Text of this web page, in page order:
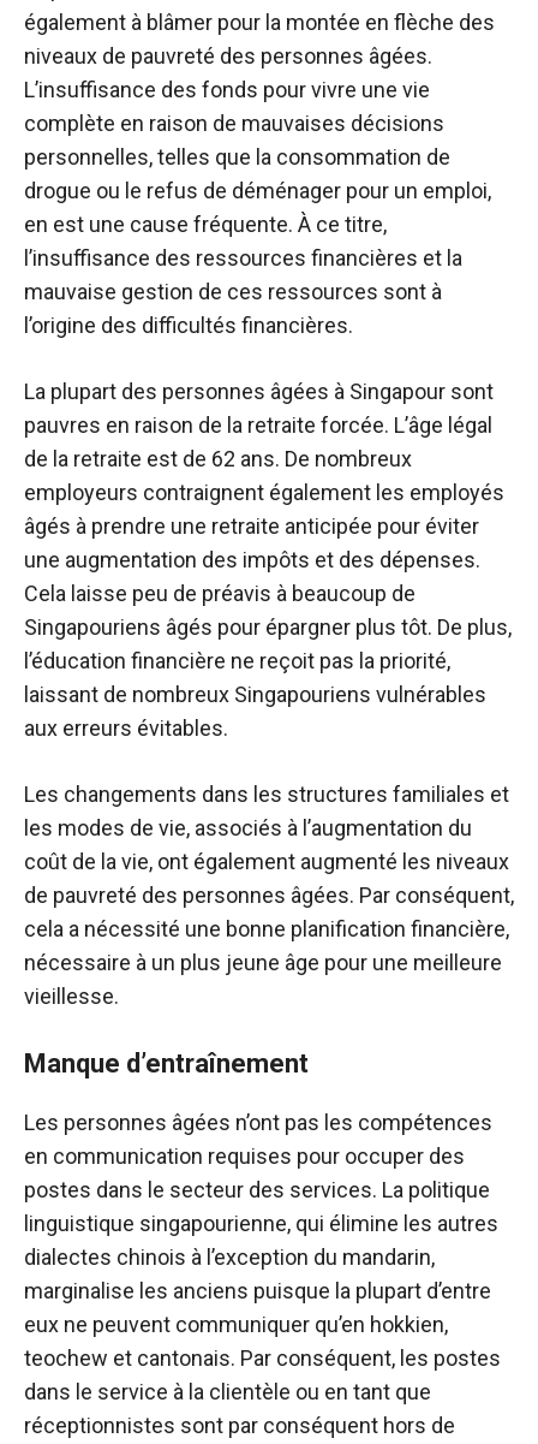
également à blâmer pour la montée en flèche des
niveaux de pauvreté des personnes âgées.
L’insuffisance des fonds pour vivre une vie
complète en raison de mauvaises décisions
personnelles, telles que la consommation de
drogue ou le refus de déménager pour un emploi,
en est une cause fréquente. À ce titre,
l’insuffisance des ressources financières et la
mauvaise gestion de ces ressources sont à
l’origine des difficultés financières.
La plupart des personnes âgées à Singapour sont
pauvres en raison de la retraite forcée. L’âge légal
de la retraite est de 62 ans. De nombreux
employeurs contraignent également les employés
âgés à prendre une retraite anticipée pour éviter
une augmentation des impôts et des dépenses.
Cela laisse peu de préavis à beaucoup de
Singapouriens âgés pour épargner plus tôt. De plus,
l’éducation financière ne reçoit pas la priorité,
laissant de nombreux Singapouriens vulnérables
aux erreurs évitables.
Les changements dans les structures familiales et
les modes de vie, associés à l’augmentation du
coût de la vie, ont également augmenté les niveaux
de pauvreté des personnes âgées. Par conséquent,
cela a nécessité une bonne planification financière,
nécessaire à un plus jeune âge pour une meilleure
vieillesse.
Manque d’entraînement
Les personnes âgées n’ont pas les compétences
en communication requises pour occuper des
postes dans le secteur des services. La politique
linguistique singapourienne, qui élimine les autres
dialectes chinois à l’exception du mandarin,
marginalise les anciens puisque la plupart d’entre
eux ne peuvent communiquer qu’en hokkien,
teochew et cantonais. Par conséquent, les postes
dans le service à la clientèle ou en tant que
réceptionnistes sont par conséquent hors de